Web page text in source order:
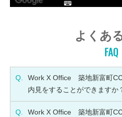
よくあ
FAQ
Q.
Work X Office 築地新富町
内見をすることができますか
Q.
Work X Office 築地新富町